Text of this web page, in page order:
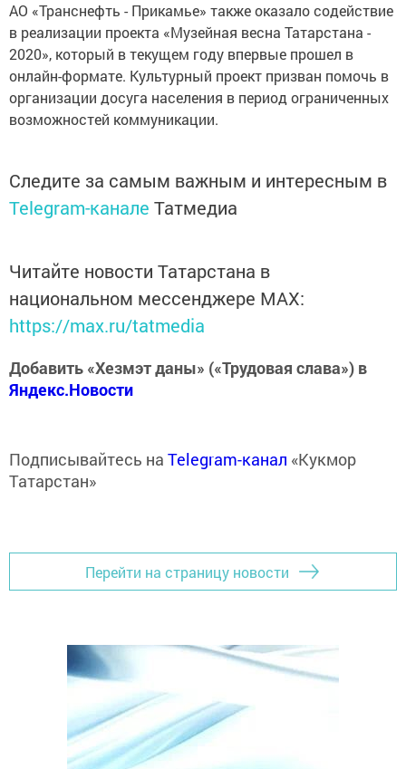
АО «Транснефть - Прикамье» также оказало содействие
в реализации проекта «Музейная весна Татарстана -
2020», который в текущем году впервые прошел в
онлайн-формате. Культурный проект призван помочь в
организации досуга населения в период ограниченных
возможностей коммуникации.
Следите за самым важным и интересным в
Telegram-канале Татмедиа
Читайте новости Татарстана в
национальном мессенджере MАХ:
https://max.ru/tatmedia
Добавить «Хезмэт даны» («Трудовая слава») в
Яндекс.Новости
Подписывайтесь на Telegram-канал «Кукмор
Татарстан»
Перейти на страницу новости